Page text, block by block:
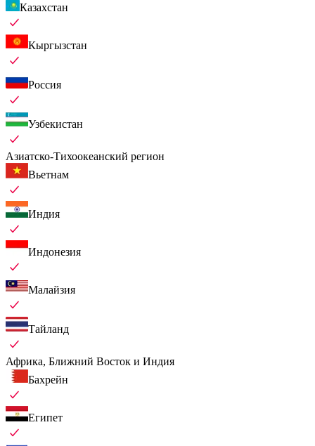
Казахстан
Кыргызстан
Россия
Узбекистан
Азиатско-Тихоокеанский регион
Вьетнам
Индия
Индонезия
Малайзия
Тайланд
Африка, Ближний Восток и Индия
Бахрейн
Египет